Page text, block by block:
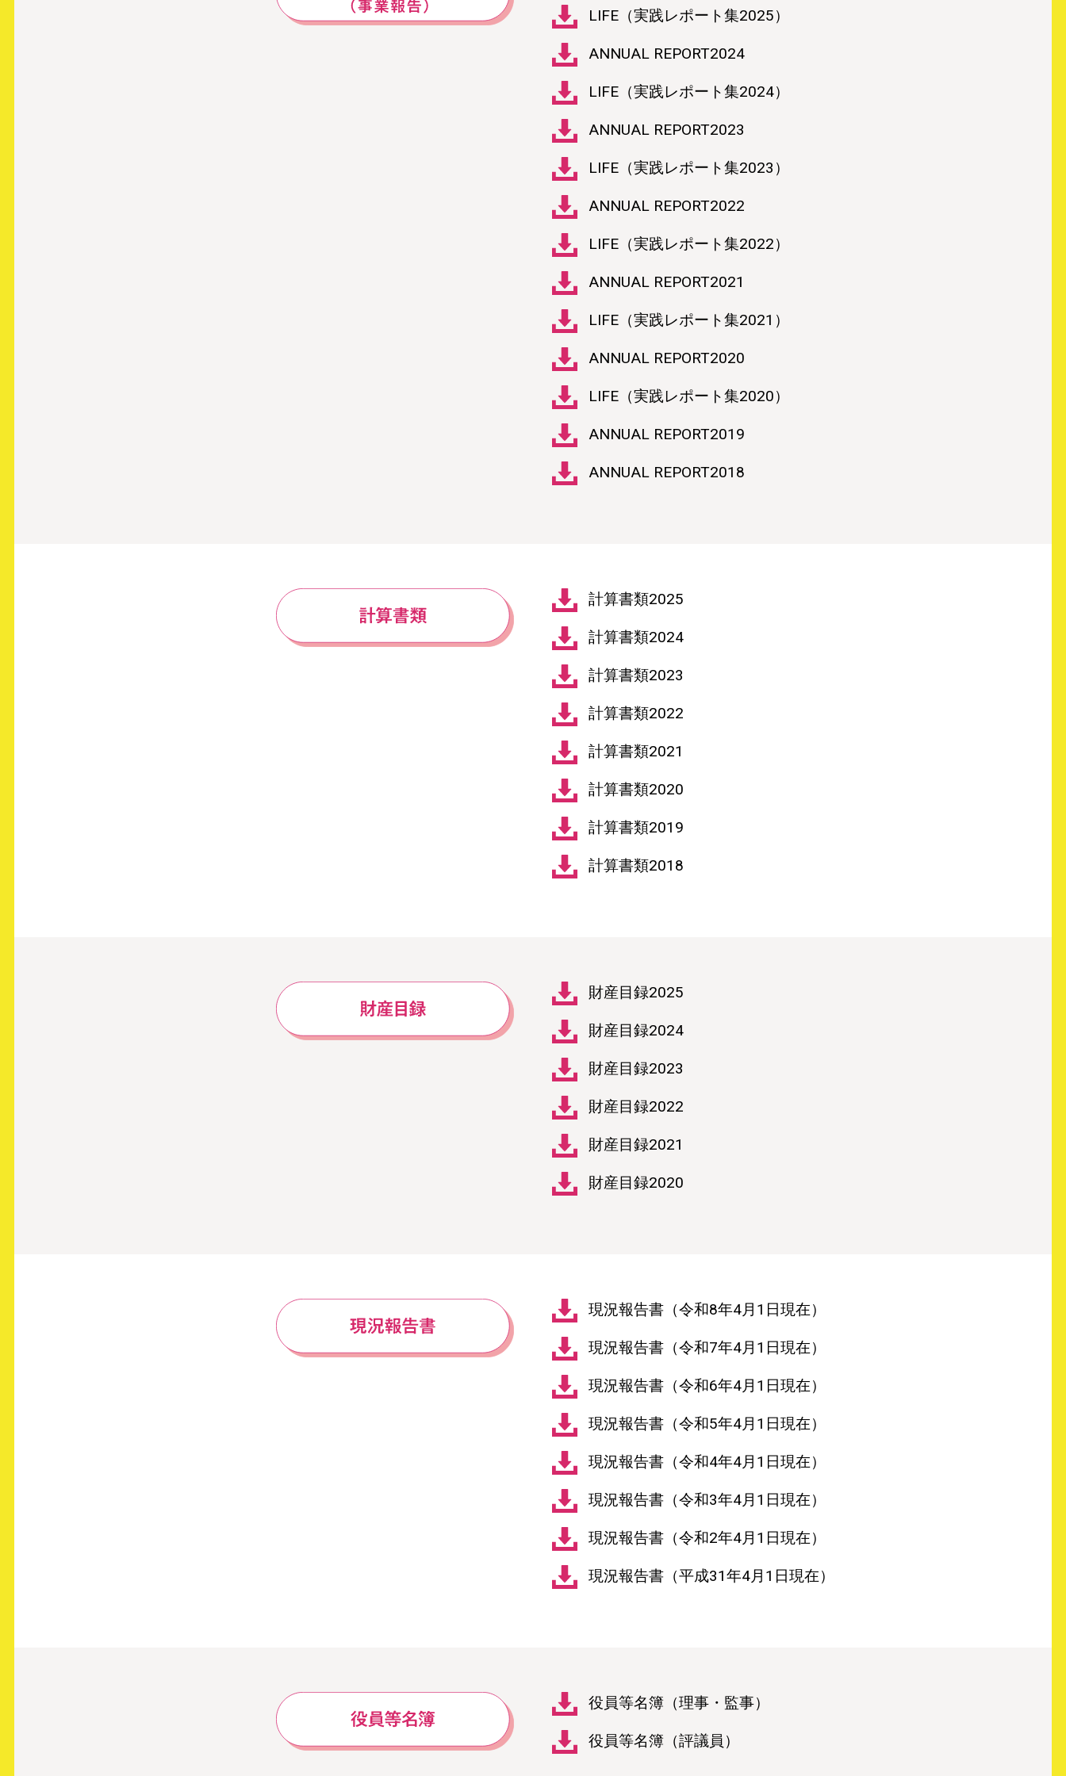
LIFE（実践レポート集2025）
ANNUAL REPORT2024
LIFE（実践レポート集2024）
ANNUAL REPORT2023
LIFE（実践レポート集2023）
ANNUAL REPORT2022
LIFE（実践レポート集2022）
ANNUAL REPORT2021
LIFE（実践レポート集2021）
ANNUAL REPORT2020
LIFE（実践レポート集2020）
ANNUAL REPORT2019
ANNUAL REPORT2018
計算書類2025
計算書類2024
計算書類2023
計算書類2022
計算書類2021
計算書類2020
計算書類2019
計算書類2018
財産目録2025
財産目録2024
財産目録2023
財産目録2022
財産目録2021
財産目録2020
現況報告書（令和8年4月1日現在）
現況報告書（令和7年4月1日現在）
現況報告書（令和6年4月1日現在）
現況報告書（令和5年4月1日現在）
現況報告書（令和4年4月1日現在）
現況報告書（令和3年4月1日現在）
現況報告書（令和2年4月1日現在）
現況報告書（平成31年4月1日現在）
役員等名簿（理事・監事）
役員等名簿（評議員）